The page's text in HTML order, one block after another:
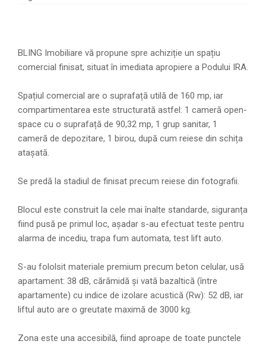
BLING Imobiliare vă propune spre achiziție un spațiu
comercial finisat, situat în imediata apropiere a Podului IRA.
Spațiul comercial are o suprafață utilă de 160 mp, iar
compartimentarea este structurată astfel: 1 cameră open-
space cu o suprafață de 90,32 mp, 1 grup sanitar, 1
cameră de depozitare, 1 birou, după cum reiese din schița
atașată.
Se predă la stadiul de finisat precum reiese din fotografii.
Blocul este construit la cele mai înalte standarde, siguranța
fiind pusă pe primul loc, așadar s-au efectuat teste pentru
alarma de incediu, trapa fum automata, test lift auto.
S-au fololsit materiale premium precum beton celular, usă
apartament: 38 dB, cărămidă și vată bazaltică (între
apartamente) cu indice de izolare acustică (Rw): 52 dB, iar
liftul auto are o greutate maximă de 3000 kg.
Zona este una accesibilă, fiind aproape de toate punctele